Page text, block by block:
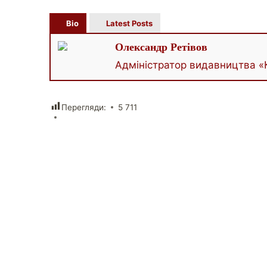
Bio Latest Posts
Олександр Ретівов
Адміністратор видавництва
Перегляди: 5 711